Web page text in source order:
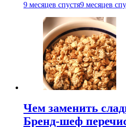
9 месяцев спустя9 месяцев
Чем заменить
Бренд-шеф